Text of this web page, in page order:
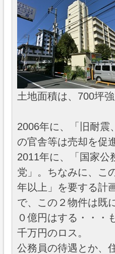
土地面積は、700坪
2006年に、「旧耐震
の官舎等は売却を促
2011年に、「国家公
党」。ちなみに、こ
年以上」を要する計
で、この２物件は既
０億円はする・・・
千万円のロス。
公務員の待遇とか、